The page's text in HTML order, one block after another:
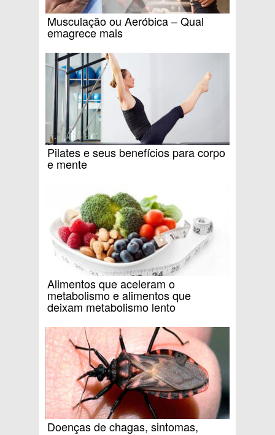
Musculação ou Aeróbica – Qual
emagrece mais
Pilates e seus benefícios para corpo
e mente
Alimentos que aceleram o
metabolismo e alimentos que
deixam metabolismo lento
Doenças de chagas, sintomas,